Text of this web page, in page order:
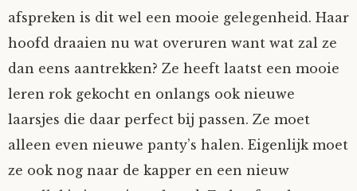
afspreken is dit wel een mooie gelegenheid. Haar
hoofd draaien nu wat overuren want wat zal ze
dan eens aantrekken? Ze heeft laatst een mooie
leren rok gekocht en onlangs ook nieuwe
laarsjes die daar perfect bij passen. Ze moet
alleen even nieuwe panty’s halen. Eigenlijk moet
ze ook nog naar de kapper en een nieuw